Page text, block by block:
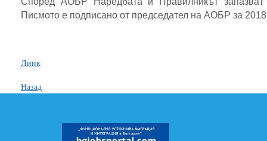
Писмото е подписано от председател на АОБР за 2018
Линк
Назад